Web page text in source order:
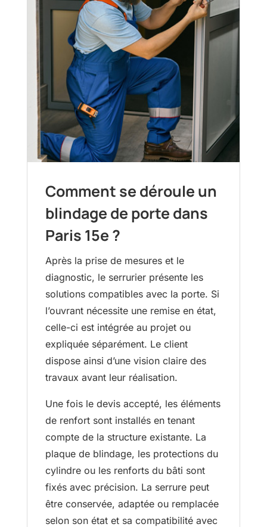
Comment se déroule un
blindage de porte dans
Paris 15e ?
Après la prise de mesures et le
diagnostic, le serrurier présente les
solutions compatibles avec la porte. Si
l’ouvrant nécessite une remise en état,
celle-ci est intégrée au projet ou
expliquée séparément. Le client
dispose ainsi d’une vision claire des
travaux avant leur réalisation.
Une fois le devis accepté, les éléments
de renfort sont installés en tenant
compte de la structure existante. La
plaque de blindage, les protections du
cylindre ou les renforts du bâti sont
fixés avec précision. La serrure peut
être conservée, adaptée ou remplacée
selon son état et sa compatibilité avec